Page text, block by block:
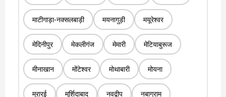
माटीगाड़ा-नक्सलबाड़ी मयनागुड़ी मयूरेश्वर
मेदिनीपुर मेकलीगंज मेमारी मेटियाबुरूज
मीनाखान मोंटेश्वर मोथाबारी मोयना
मुरारई मुर्शिदाबाद नवद्वीप नबाग्राम